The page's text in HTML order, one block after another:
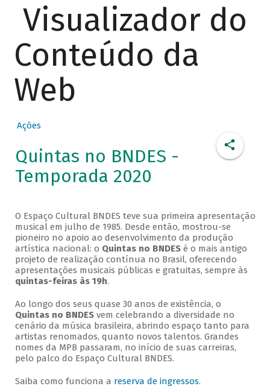
Visualizador do
Conteúdo da
Web
Ações
Quintas no BNDES -
Temporada 2020
O Espaço Cultural BNDES teve sua primeira apresentação
musical em julho de 1985. Desde então, mostrou-se
pioneiro no apoio ao desenvolvimento da produção
artística nacional: o Quintas no BNDESé o mais antigo
projeto de realização contínua no Brasil, oferecendo
apresentações musicais públicas e gratuitas, sempre às
quintas-feiras às 19h.
Ao longo dos seus quase 30 anos de existência, o
Quintas no BNDESvem celebrando a diversidade no
cenário da música brasileira, abrindo espaço tanto para
artistas renomados, quanto novos talentos. Grandes
nomes da MPB passaram, no início de suas carreiras,
pelo palco do Espaço Cultural BNDES.
Saiba como funciona a reserva de ingressos.